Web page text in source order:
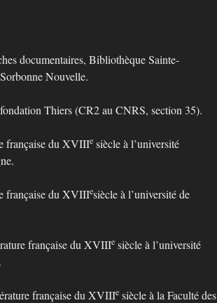
documentaires, Bibliothèque Sainte-
Nouvelle.
Thiers (CR2 au CNRS, section 35).
du XVIIIe siècle à l’université
du XVIIIesiècle à l’université de
française du XVIIIe siècle à l’université
française du XVIIIe siècle à la Faculté des